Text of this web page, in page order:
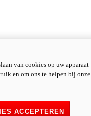
van cookies op uw apparaat
en om ons te helpen bij onze
ACCEPTEREN